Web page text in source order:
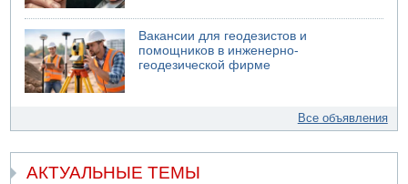
Вакансии для геодезистов и
помощников в инженерно-
геодезической фирме
Все объявления
АКТУАЛЬНЫЕ ТЕМЫ